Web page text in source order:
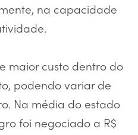
na capacidade
maior custo dentro do
podendo variar de
Na média do estado
foi negociado a R$